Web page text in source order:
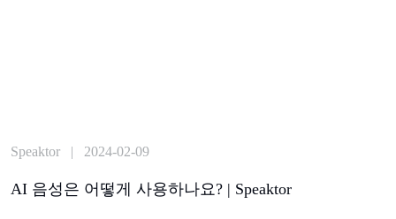
Speaktor | 2024-02-09
AI 음성은 어떻게 사용하나요? | Speaktor